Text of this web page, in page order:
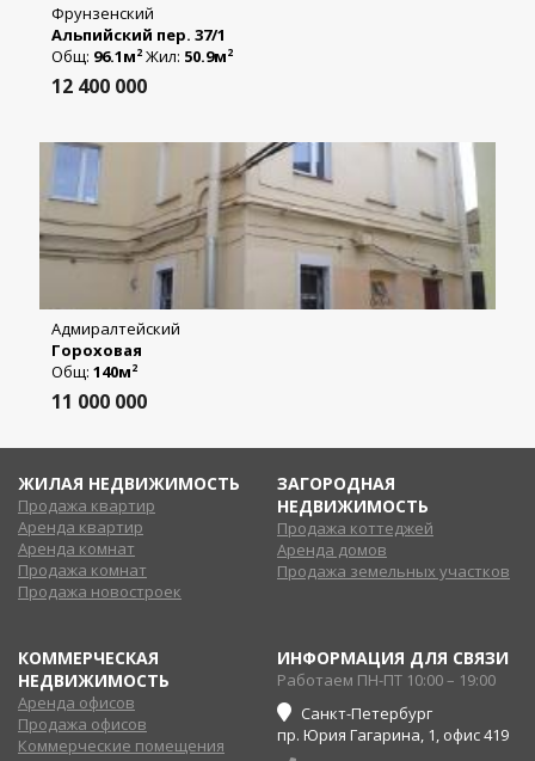
Фрунзенский
Альпийский пер. 37/1
Общ: 96.1м2 Жил: 50.9м2
12 400 000
Адмиралтейский
Гороховая
Общ: 140м2
11 000 000
ЖИЛАЯ НЕДВИЖИМОСТЬ
Продажа квартир
Аренда квартир
Аренда комнат
Продажа комнат
Продажа новостроек
ЗАГОРОДНАЯ
НЕДВИЖИМОСТЬ
Продажа коттеджей
Аренда домов
Продажа земельных участков
КОММЕРЧЕСКАЯ
НЕДВИЖИМОСТЬ
Аренда офисов
Продажа офисов
Коммерческие помещения
ИНФОРМАЦИЯ ДЛЯ СВЯЗИ
Работаем ПН-ПТ 10:00 – 19:00
Санкт-Петербург
пр. Юрия Гагарина, 1, офис 419